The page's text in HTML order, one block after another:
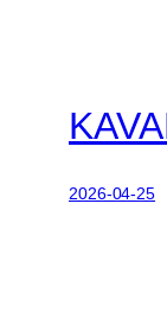
2026-04-25